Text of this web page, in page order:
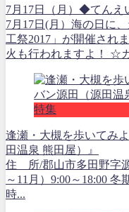
7月17日（月）◆てんえ
7月17日(月）海の日に
工祭2017」が開催され
火も行われますよ！ ☆
特集
逢瀬・大槻を歩いてみ
田温泉 熊田屋）』
住 所/郡山市多田野字
～11月）9:00～18:00 冬
時...